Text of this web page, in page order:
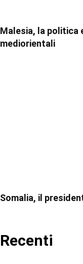
Malesia, la politica
mediorientali
Somalia, il
Recenti